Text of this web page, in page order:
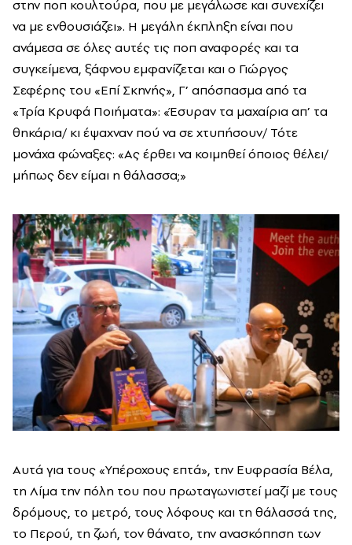
στην ποπ κουλτούρα, που με μεγάλωσε και συνεχίζει
να με ενθουσιάζει». Η μεγάλη έκπληξη είναι που
ανάμεσα σε όλες αυτές τις ποπ αναφορές και τα
συγκείμενα, ξάφνου εμφανίζεται και ο Γιώργος
Σεφέρης του «Επί Σκηνής», Γ’ απόσπασμα από τα
«Τρία Κρυφά Ποιήματα»: «Έσυραν τα μαχαίρια απ’ τα
θηκάρια/ κι έψαχναν πού να σε χτυπήσουν/ Τότε
μονάχα φώναξες: «Ας έρθει να κοιμηθεί όποιος θέλει/
μήπως δεν είμαι η θάλασσα;»
Αυτά για τους «Υπέροχους επτά», την Ευφρασία Βέλα,
τη Λίμα την πόλη του που πρωταγωνιστεί μαζί με τους
δρόμους, το μετρό, τους λόφους και τη θάλασσά της,
το Περού, τη ζωή, τον θάνατο, την ανασκόπηση των